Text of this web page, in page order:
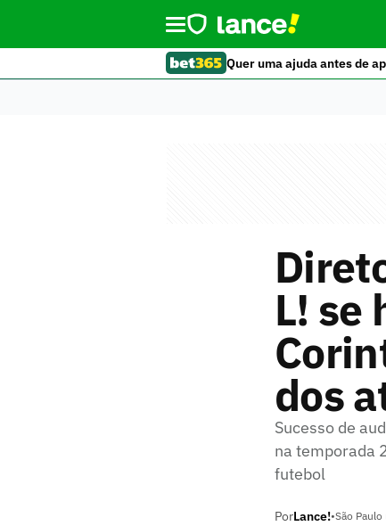
Quer uma ajuda antes de
L! se
dos
Sucesso de
na temporada
futebol
PorLance!•São Paulo